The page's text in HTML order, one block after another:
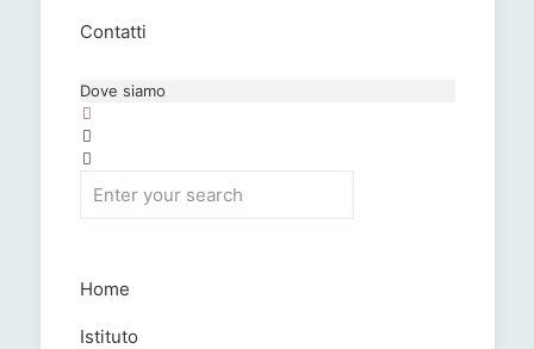
Contatti
Dove siamo
Home
Istituto